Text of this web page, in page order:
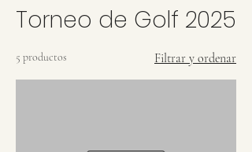
Torneo de Golf 2025
5 productos Filtrar y ordenar